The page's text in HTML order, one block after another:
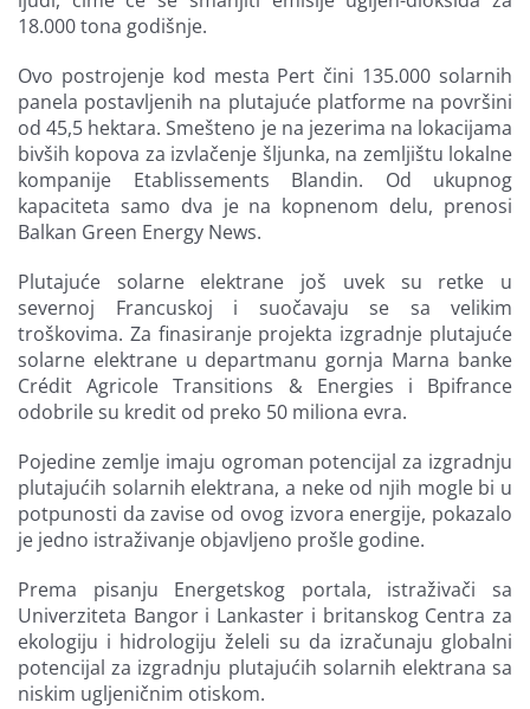
18.000 tona godišnje.
Ovo postrojenje kod mesta Pert čini 135.000 solarnih
panela postavljenih na plutajuće platforme na površini
od 45,5 hektara. Smešteno je na jezerima na lokacijama
bivših kopova za izvlačenje šljunka, na zemljištu lokalne
kompanije Etablissements Blandin. Od ukupnog
kapaciteta samo dva je na kopnenom delu, prenosi
Balkan Green Energy News.
Plutajuće solarne elektrane još uvek su retke u
severnoj Francuskoj i suočavaju se sa velikim
troškovima. Za finasiranje projekta izgradnje plutajuće
solarne elektrane u departmanu gornja Marna banke
Crédit Agricole Transitions & Energies i Bpifrance
odobrile su kredit od preko 50 miliona evra.
Pojedine zemlje imaju ogroman potencijal za izgradnju
plutajućih solarnih elektrana, a neke od njih mogle bi u
potpunosti da zavise od ovog izvora energije, pokazalo
je jedno istraživanje objavljeno prošle godine.
Prema pisanju Energetskog portala, istraživači sa
Univerziteta Bangor i Lankaster i britanskog Centra za
ekologiju i hidrologiju želeli su da izračunaju globalni
potencijal za izgradnju plutajućih solarnih elektrana sa
niskim ugljeničnim otiskom.